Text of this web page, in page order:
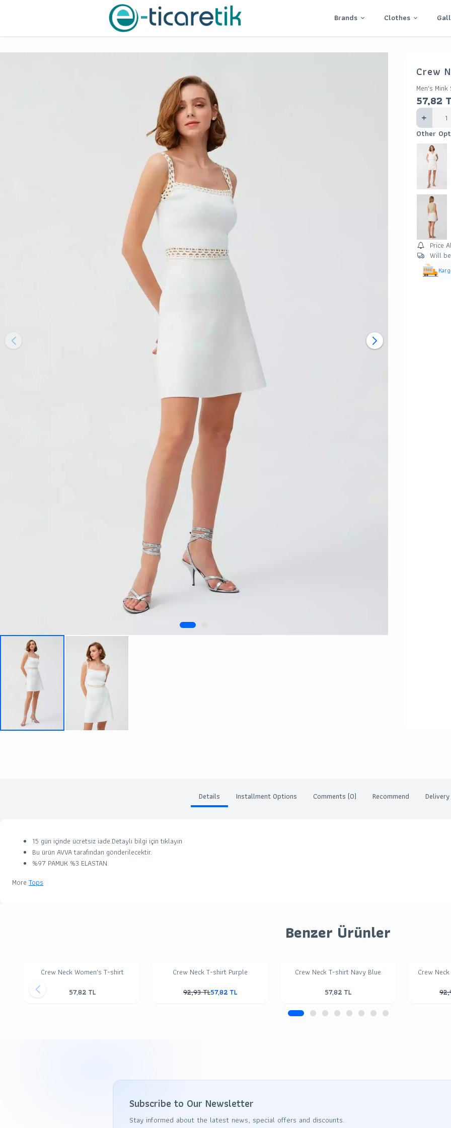
Brands Clothes
Crew
Men's
57,82
Other
Price
Will
Details Installment Options Comments (0) Recommend
15 gün içinde ücretsiz iade.Detaylı bilgi için tıklayın
Bu ürün AVVAtarafından gönderilecektir.
%97 PAMUK %3 ELASTAN
More Tops
Benzer Ürünler
Crew Neck Women's T-shirt
57,82 TL
Crew Neck T-shirt Purple
92,93TL57,82 TL
Crew Neck T-shirt Navy Blue
57,82 TL
Crew
Subscribe to Our Newsletter
Stay informed about the latest news, special offers and discounts.